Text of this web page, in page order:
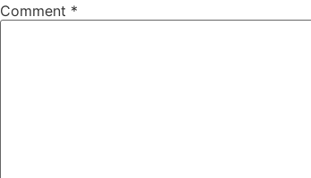
Comment *